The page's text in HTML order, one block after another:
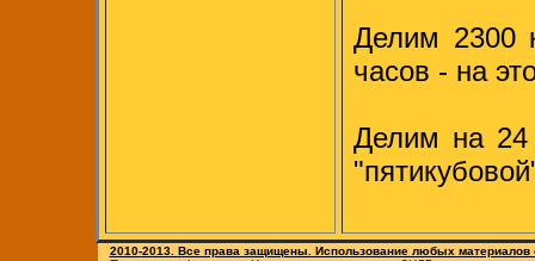
Делим 2300
часов - на
Делим на 24
2010-2013. Все права защищены. Использование любых материалов